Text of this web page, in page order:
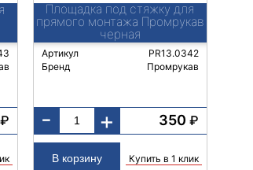
₽
Площадка под стяжку для
прямого монтажа Промрукав
черная
Артикул
PR13.0342
Бренд
Промрукав
- + 350 ₽
Купить в 1 клик